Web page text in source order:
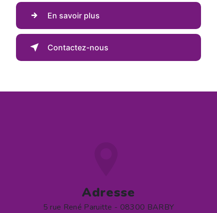
En savoir plus
Contactez-nous
Adresse
5 rue René Paruitte - 08300 BARBY